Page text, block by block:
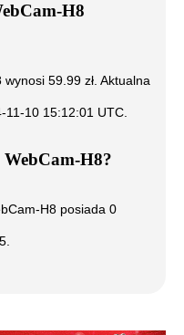
H8
wynosi 59.99 zł. Aktualna
11-10 15:12:01 UTC
H8?
H8 posiada 0